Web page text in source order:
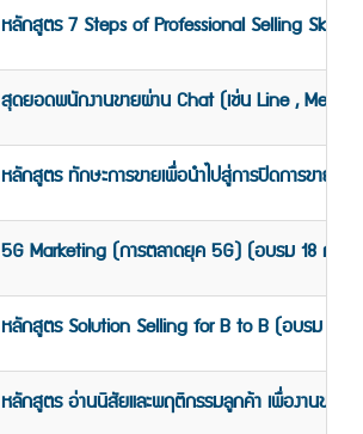
หลักสูตร 7 Steps of Professional Selling Skill
สุดยอดพนักงานขายผ่าน Chat (เช่น Line ,
หลักสูตร ทักษะการขายเพื่อนำไปสู่การปิดการขาย
5G Marketing (การตลาดยุค 5G) (อบรม 18 ก.ย
หลักสูตร Solution Selling for B to B (อบรม 5
หลักสูตร อ่านนิสัยและพฤติกรรมลูกค้า เพื่องานขาย